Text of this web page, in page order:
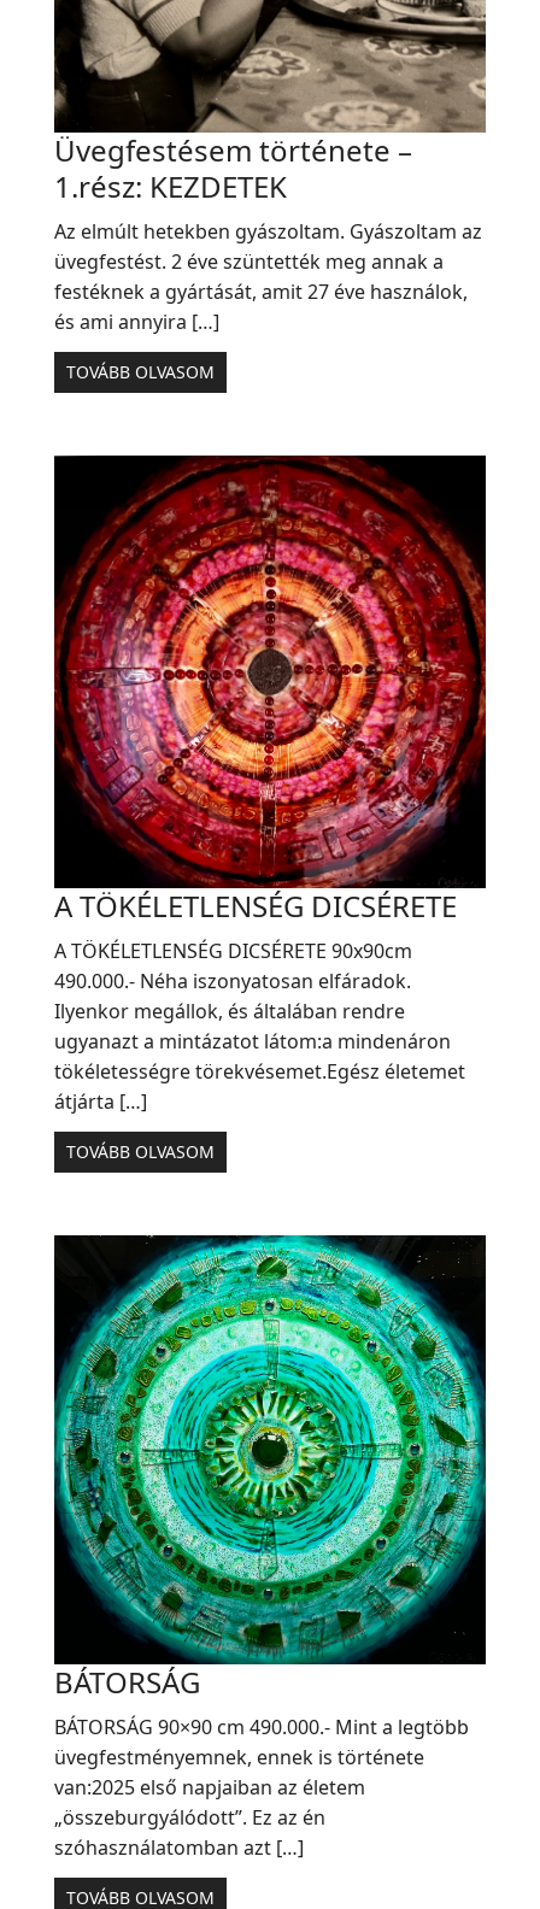
Üvegfestésem története –
1.rész: KEZDETEK
Az elmúlt hetekben gyászoltam. Gyászoltam az
üvegfestést. 2 éve szüntették meg annak a
festéknek a gyártását, amit 27 éve használok,
és ami annyira […]
TOVÁBB OLVASOM
A TÖKÉLETLENSÉG DICSÉRETE
A TÖKÉLETLENSÉG DICSÉRETE 90x90cm
490.000.- Néha iszonyatosan elfáradok.
Ilyenkor megállok, és általában rendre
ugyanazt a mintázatot látom:a mindenáron
tökéletességre törekvésemet.Egész életemet
átjárta […]
TOVÁBB OLVASOM
BÁTORSÁG
BÁTORSÁG 90×90 cm 490.000.- Mint a legtöbb
üvegfestményemnek, ennek is története
van:2025 első napjaiban az életem
„összeburgyálódott”. Ez az én
szóhasználatomban azt […]
TOVÁBB OLVASOM